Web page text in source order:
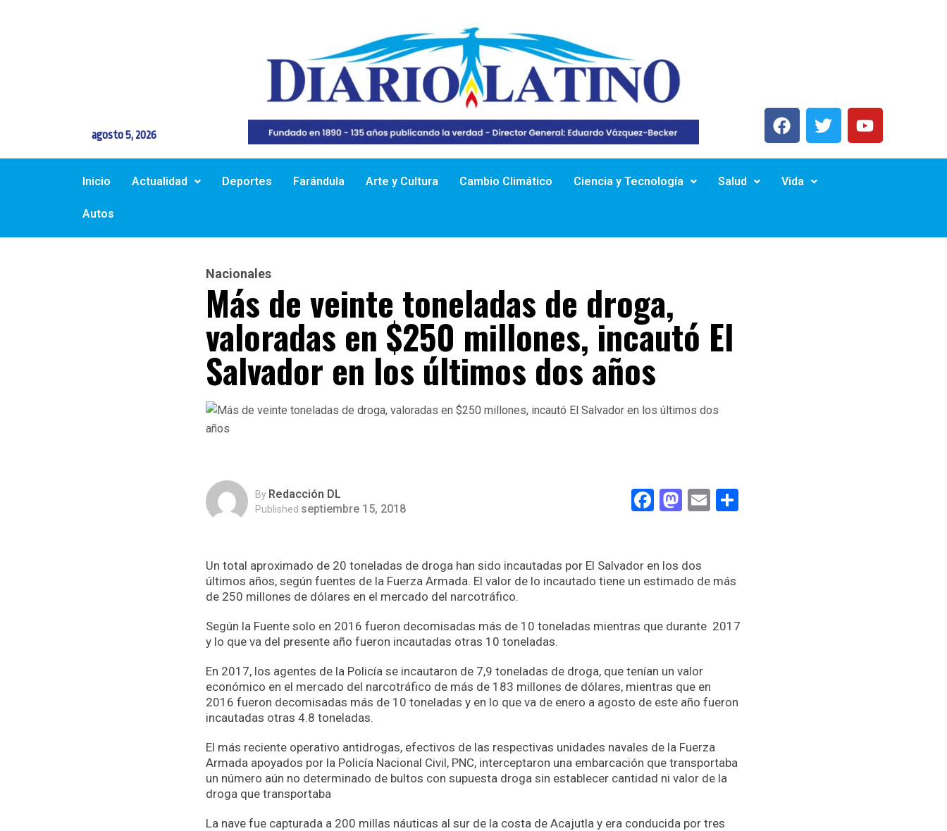
agosto 5, 2026
Inicio Actualidad Deportes Farándula Arte y Cultura Cambio Climático Ciencia y Tecnología Salud Vida
Autos
Nacionales
Más de veinte toneladas de droga,
valoradas en $250 millones, incautó El
Salvador en los últimos dos años
By Redacción DL
Published septiembre 15, 2018 Facebook
Mastodon
Email
Un total aproximado de 20 toneladas de droga han sido incautadas por El Salvador en los dos
últimos años, según fuentes de la Fuerza Armada. El valor de lo incautado tiene un estimado de más
de 250 millones de dólares en el mercado del narcotráfico.
Según la Fuente solo en 2016 fueron decomisadas más de 10 toneladas mientras que durante 2017
y lo que va del presente año fueron incautadas otras 10 toneladas.
En 2017, los agentes de la Policía se incautaron de 7,9 toneladas de droga, que tenían un valor
económico en el mercado del narcotráfico de más de 183 millones de dólares, mientras que en
2016 fueron decomisadas más de 10 toneladas y en lo que va de enero a agosto de este año fueron
incautadas otras 4.8 toneladas.
El más reciente operativo antidrogas, efectivos de las respectivas unidades navales de la Fuerza
Armada apoyados por la Policía Nacional Civil, PNC, interceptaron una embarcación que transportaba
un número aún no determinado de bultos con supuesta droga sin establecer cantidad ni valor de la
droga que transportaba
La nave fue capturada a 200 millas náuticas al sur de la costa de Acajutla y era conducida por tres